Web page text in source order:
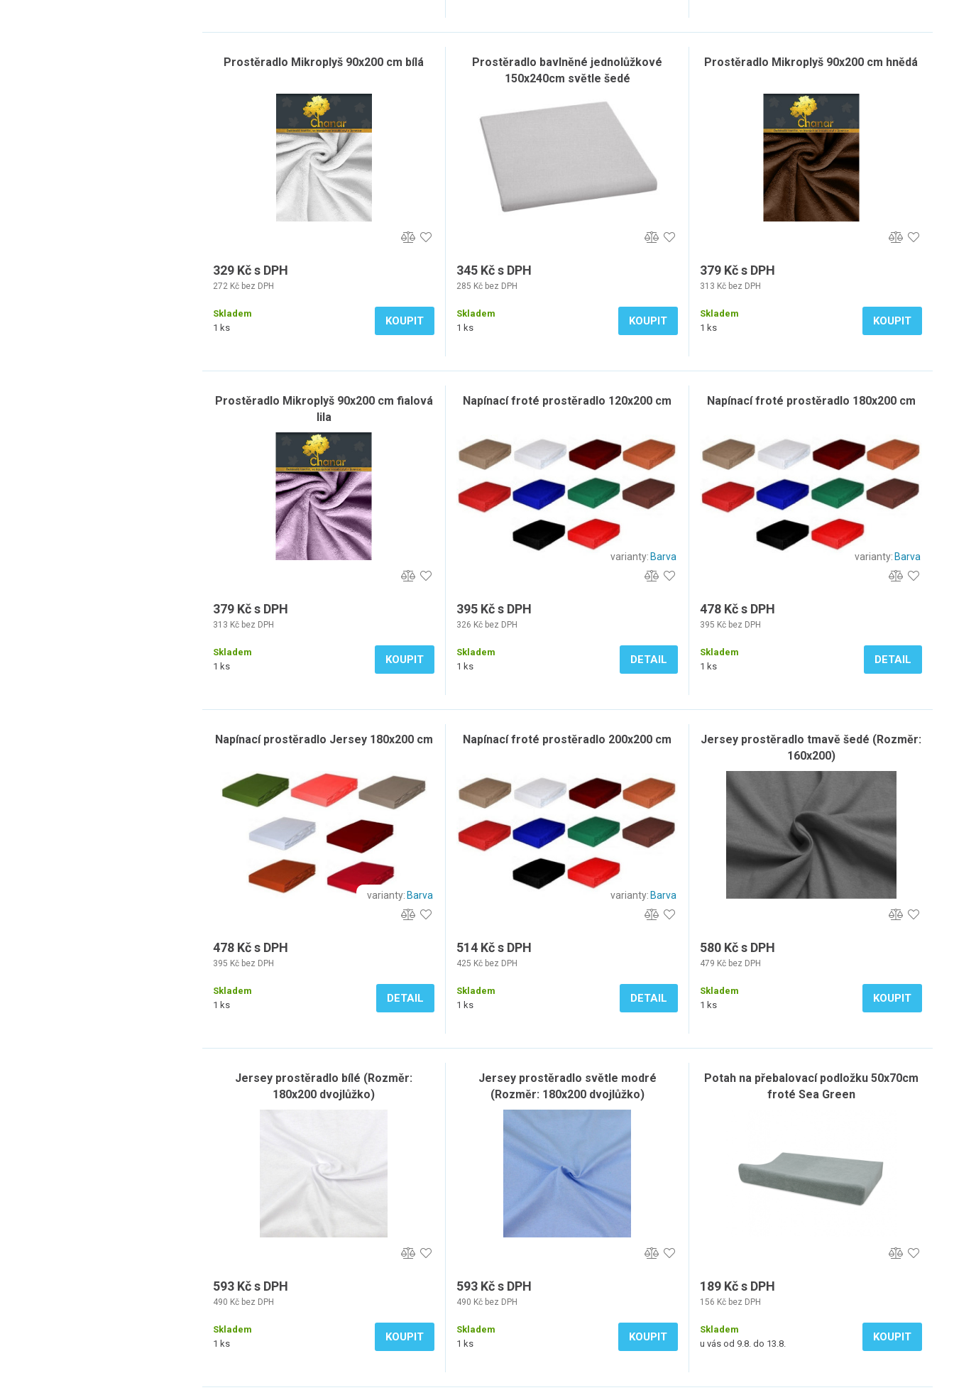
Prostěradlo Mikroplyš 90x200 cm bílá
329 Kč s DPH
272 Kč bez DPH
Skladem
1 ks
KOUPIT
Prostěradlo bavlněné jednolůžkové
150x240cm světle šedé
345 Kč s DPH
285 Kč bez DPH
Skladem
1 ks
KOUPIT
Prostěradlo Mikroplyš 90x200 cm hnědá
379 Kč s DPH
313 Kč bez DPH
Skladem
1 ks
KOUPIT
Prostěradlo Mikroplyš 90x200 cm fialová
lila
379 Kč s DPH
313 Kč bez DPH
Skladem
1 ks
KOUPIT
Napínací froté prostěradlo 120x200 cm
varianty: Barva
395 Kč s DPH
326 Kč bez DPH
Skladem
1 ks
DETAIL
Napínací froté prostěradlo 180x200 cm
varianty: Barva
478 Kč s DPH
395 Kč bez DPH
Skladem
1 ks
DETAIL
Napínací prostěradlo Jersey 180x200 cm
varianty: Barva
478 Kč s DPH
395 Kč bez DPH
Skladem
1 ks
DETAIL
Napínací froté prostěradlo 200x200 cm
varianty: Barva
514 Kč s DPH
425 Kč bez DPH
Skladem
1 ks
DETAIL
Jersey prostěradlo tmavě šedé (Rozměr:
160x200)
580 Kč s DPH
479 Kč bez DPH
Skladem
1 ks
KOUPIT
Jersey prostěradlo bílé (Rozměr:
180x200 dvojlůžko)
593 Kč s DPH
490 Kč bez DPH
Skladem
1 ks
KOUPIT
Jersey prostěradlo světle modré
(Rozměr: 180x200 dvojlůžko)
593 Kč s DPH
490 Kč bez DPH
Skladem
1 ks
KOUPIT
Potah na přebalovací podložku 50x70cm
froté Sea Green
189 Kč s DPH
156 Kč bez DPH
Skladem
u vás od 9.8. do 13.8.
KOUPIT